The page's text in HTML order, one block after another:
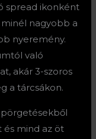
spread ikonként
nagyobb a
nyeremény.
való
akár 3-szoros
a tárcsákon.
pörgetésekből
mind az öt